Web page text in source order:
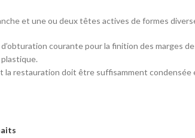
et une ou deux têtes actives de formes
courante pour la finition des marges
la restauration doit être suffisamment condensée